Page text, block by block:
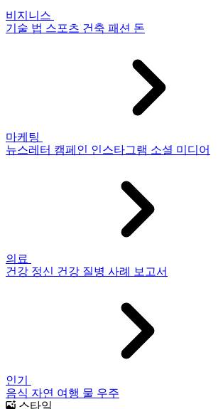
비지니스
기술 법 스포츠 건축 패션 돈
마케팅
뉴스레터 캠페인 인스타그램 소셜 미디어
의료
건강 정신 건강 질병 사례 보고서
인기
음식 자연 여행 물 우주
스타일